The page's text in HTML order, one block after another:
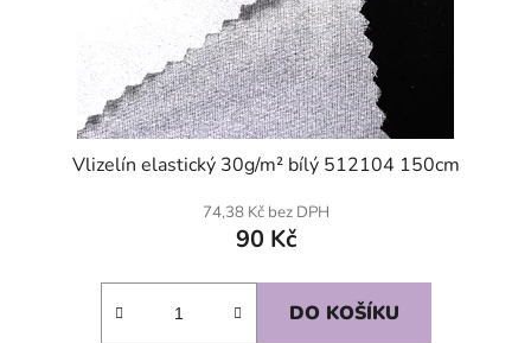
Vlizelín elastický 30g/m² bílý 512104 150cm
74,38 Kč bez DPH
90 Kč
DO KOŠÍKU